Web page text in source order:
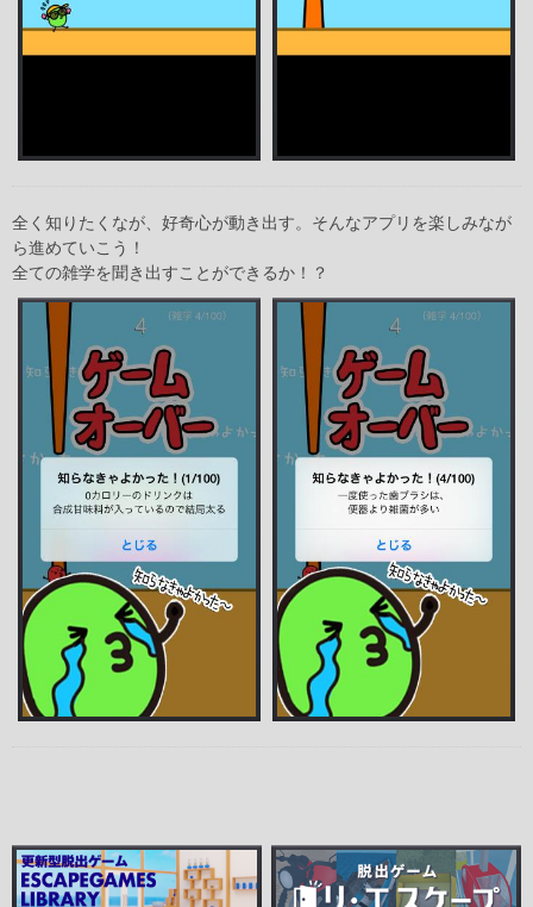
全く知りたくなが、好奇心が動き出す。そんなアプリを楽しみなが
ら進めていこう！
全ての雑学を聞き出すことができるか！？